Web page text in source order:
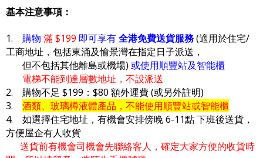
基本注意事項：
1. 購物 滿 $199 即可享有全港免費送貨服務(適用於住宅/
工商地址，包括東涌及愉景灣在指定日子派送，
但不包括其他離島或機場) 或使用順豐站及智能櫃
電梯不能到達層數地址，不設派送
2. 購物不足 $199：$80 額外運費 (或另外註明)
3. 酒類、玻璃樽液體產品，不能使用順豐站或智能櫃
4. 如選擇住宅地址，有機會安排傍晚 6-11點 下班後送貨，
方便屋企有人收貨
送貨前有機會司機會先聯絡客人，確定大家方便的收貨時